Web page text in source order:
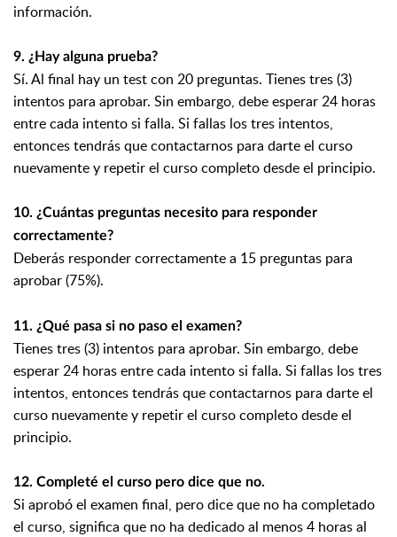
información.
9. ¿Hay alguna prueba?
Sí. Al final hay un test con 20 preguntas. Tienes tres (3)
intentos para aprobar. Sin embargo, debe esperar 24 horas
entre cada intento si falla. Si fallas los tres intentos,
entonces tendrás que contactarnos para darte el curso
nuevamente y repetir el curso completo desde el principio.
10. ¿Cuántas preguntas necesito para responder
correctamente?
Deberás responder correctamente a 15 preguntas para
aprobar (75%).
11. ¿Qué pasa si no paso el examen?
Tienes tres (3) intentos para aprobar. Sin embargo, debe
esperar 24 horas entre cada intento si falla. Si fallas los tres
intentos, entonces tendrás que contactarnos para darte el
curso nuevamente y repetir el curso completo desde el
principio.
12. Completé el curso pero dice que no.
Si aprobó el examen final, pero dice que no ha completado
el curso, significa que no ha dedicado al menos 4 horas al